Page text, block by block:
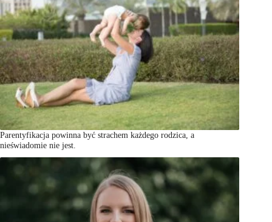
Parentyfikacja powinna być strachem każdego rodzica, a
nieświadomie nie jest.